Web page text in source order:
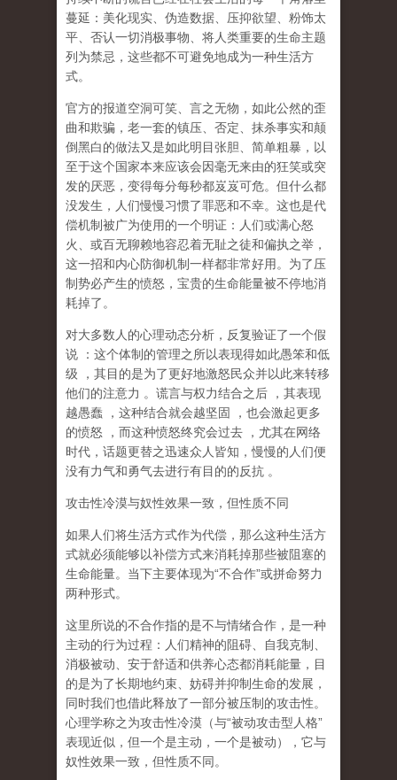
蔓延：美化现实、伪造数据、压抑欲望、粉饰太
平、否认一切消极事物、将人类重要的生命主题
列为禁忌，这些都不可避免地成为一种生活方
式。
官方的报道空洞可笑、言之无物，如此公然的歪
曲和欺骗，老一套的镇压、否定、抹杀事实和颠
倒黑白的做法又是如此明目张胆、简单粗暴，以
至于这个国家本来应该会因毫无来由的狂笑或突
发的厌恶，变得每分每秒都岌岌可危。但什么都
没发生，人们慢慢习惯了罪恶和不幸。这也是代
偿机制被广为使用的一个明证：人们或满心怒
火、或百无聊赖地容忍着无耻之徒和偏执之举，
这一招和内心防御机制一样都非常好用。为了压
制势必产生的愤怒，宝贵的生命能量被不停地消
耗掉了。
对大多数人的心理动态分析，反复验证了一个假
说
：这个体制的管理之所以表现得如此愚笨和低
级
，其目的是为了更好地激怒民众并以此来转移
他们的注意力 。谎言与权力结合之后
，其表现
越愚蠢
，这种结合就会越坚固
，也会激起更多
的愤怒
，而这种愤怒终究会过去
，尤其在网络
时代，话题更替之迅速众人皆知，慢慢的人们便
没有力气和勇气去进行有目的的反抗 。
攻击性冷漠与奴性效果一致，但性质不同
如果人们将生活方式作为代偿，那么这种生活方
式就必须能够以补偿方式来消耗掉那些被阻塞的
生命能量。当下主要体现为“不合作”或拼命努力
两种形式。
这里所说的不合作指的是不与情绪合作 ，是一种
主动的行为过程：人们精神的阻碍、自我克制、
消极被动、安于舒适和供养心态都消耗能量，目
的是为了长期地约束、妨碍并抑制生命的发展，
同时我们也借此释放了一部分被压制的攻击性。
心理学称之为攻击性冷漠 （与“被动攻击型人格”
表现近似，但一个是主动，一个是被动），它与
奴性效果一致，但性质不同。